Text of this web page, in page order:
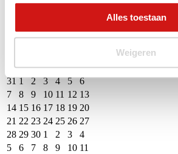
Alles toestaan
Weigeren
24 25 26 27 28 29 30
M D W D V Z Z
31 1 2 3 4 5
6
7
8 9 10 11 12 13
14 15 16 17 18 19 20
21 22 23 24 25 26 27
28 29 30 1 2 3
4
5
6 7 8 9 10 11